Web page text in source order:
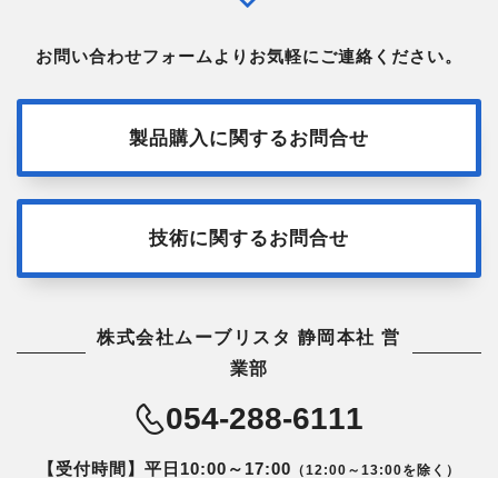
お問い合わせフォームよりお気軽にご連絡ください。
製品購入に関するお問合せ
技術に関するお問合せ
株式会社ムーブリスタ 静岡本社 営
業部
054-288-6111
【受付時間】平日10:00～17:00 （12:00～13:00を除く）